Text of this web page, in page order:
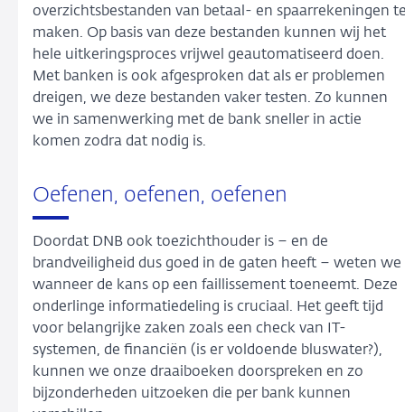
overzichtsbestanden van betaal- en spaarrekeningen
maken. Op basis van deze bestanden kunnen wij het
hele uitkeringsproces vrijwel geautomatiseerd doen.
Met banken is ook afgesproken dat als er problemen
dreigen, we deze bestanden vaker testen. Zo kunnen
we in samenwerking met de bank sneller in actie
komen zodra dat nodig is.
Oefenen, oefenen, oefenen
Doordat DNB ook toezichthouder is – en de
brandveiligheid dus goed in de gaten heeft – weten we
wanneer de kans op een faillissement toeneemt. Deze
onderlinge informatiedeling is cruciaal. Het geeft tijd
voor belangrijke zaken zoals een check van IT-
systemen, de financiën (is er voldoende bluswater?),
kunnen we onze draaiboeken doorspreken en zo
bijzonderheden uitzoeken die per bank kunnen